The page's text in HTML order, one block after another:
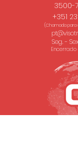
3500-
+351
(Chamada para
Seg. -
Encerrado